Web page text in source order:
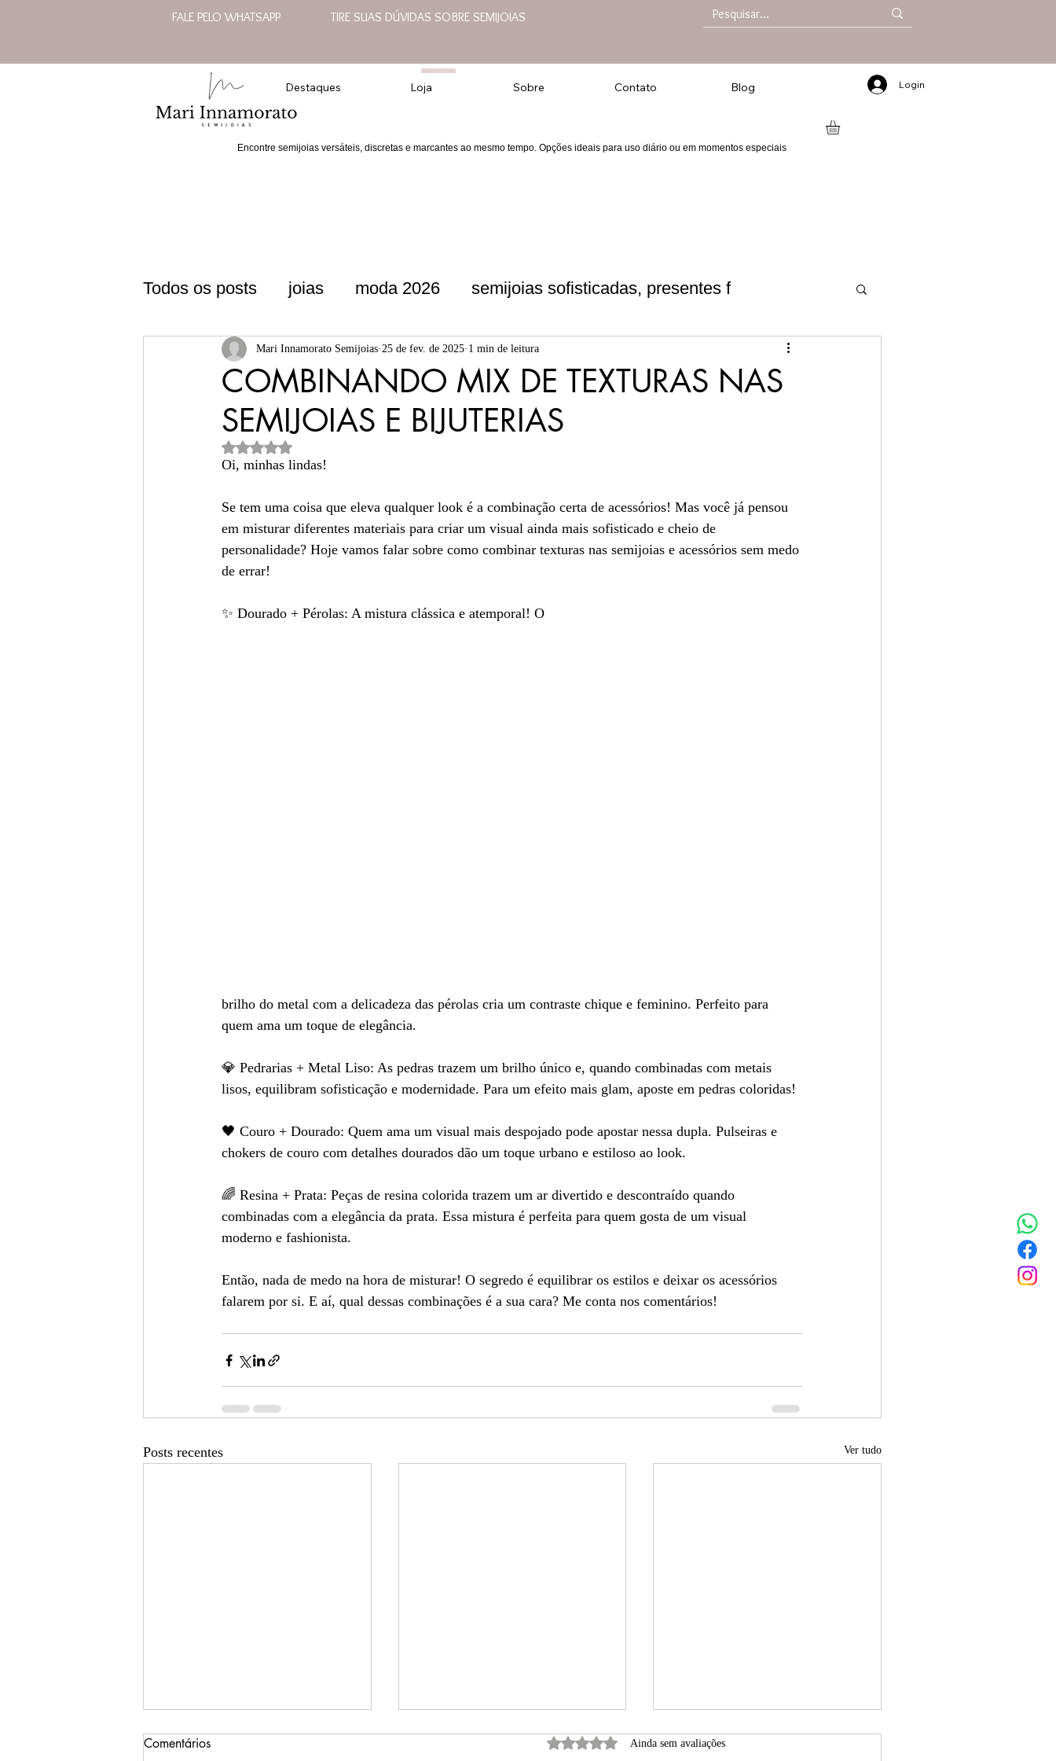
FALE PELO WHATSAPP TIRE SUAS DÚVIDAS SOBRE SEMIJOIAS
Destaques Loja Sobre Contato Blog Login
Encontre semijoias versáteis, discretas e marcantes ao mesmo tempo. Opções ideais para uso diário ou em momentos especiais
Todos os posts joias moda 2026 semijoias sofisticadas, presentes f
semijoias sofisticadas presentes f semijoias sofisticadas
presentes femininos acessórios elegantes presentes sofisticados
semijoias finas
joias para mulheres maduras
COMBINANDO MIX DE TEXTURAS NAS
SEMIJOIAS E BIJUTERIAS
Mari Innamorato Semijoias 25 de fev. de 2025 1 min de leitura
Avaliado com NaN de 5 estrelas.
Oi, minhas lindas!
Se tem uma coisa que eleva qualquer look é a combinação certa de acessórios! Mas você já pensou
em misturar diferentes materiais para criar um visual ainda mais sofisticado e cheio de
personalidade? Hoje vamos falar sobre como combinar texturas nas semijoias e acessórios sem medo
de errar!
✨ Dourado + Pérolas: A mistura clássica e atemporal! O
brilho do metal com a delicadeza das pérolas cria um contraste chique e feminino. Perfeito para
quem ama um toque de elegância.
💎 Pedrarias + Metal Liso: As pedras trazem um brilho único e, quando combinadas com metais
lisos, equilibram sofisticação e modernidade. Para um efeito mais glam, aposte em pedras coloridas!
🖤 Couro + Dourado: Quem ama um visual mais despojado pode apostar nessa dupla. Pulseiras e
chokers de couro com detalhes dourados dão um toque urbano e estiloso ao look.
🌈 Resina + Prata: Peças de resina colorida trazem um ar divertido e descontraído quando
combinadas com a elegância da prata. Essa mistura é perfeita para quem gosta de um visual
moderno e fashionista.
Então, nada de medo na hora de misturar! O segredo é equilibrar os estilos e deixar os acessórios
falarem por si. E aí, qual dessas combinações é a sua cara? Me conta nos comentários!
Posts recentes Ver tudo
Comentários Avaliado com 0 de 5 estrelas.
Ainda sem avaliações